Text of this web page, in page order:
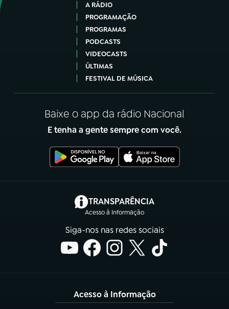
A RÁDIO
PROGRAMAÇÃO
PROGRAMAS
PODCASTS
VIDEOCASTS
ÚLTIMAS
FESTIVAL DE MÚSICA
Baixe o app da rádio Nacional
E tenha a gente sempre com você.
TRANSPARÊNCIA
Acesso à Informação
(abre em nova aba)
Siga-nos nas redes sociais
Acesso à Informação